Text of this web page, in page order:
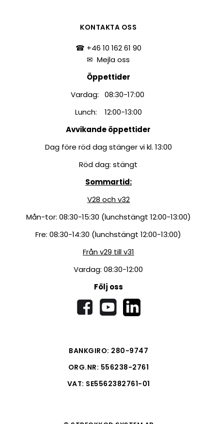
KONTAKTA OSS
☎ +46 10 162 61 90
✉Mejla oss
Öppettider
Vardag: 08:30-17:00
Lunch: 12:00-13:00
Avvikande öppettider
Dag före röd dag stänger vi kl. 13:00
Röd dag: stängt
Sommartid:
V28 och v32
Mån-tor: 08:30-15:30 (lunchstängt 12:00-13:00)
Fre: 08:30-14:30 (lunchstängt 12:00-13:00)
Från v29 till v31
Vardag: 08:30-12:00
Följ oss
BANKGIRO: 280-9747
ORG.NR: 556238-2761
VAT: SE5562382761-01